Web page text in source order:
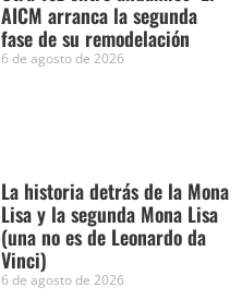
AICM arranca la segunda
fase de su remodelación
6 de agosto de 2026
La historia detrás de la Mona
Lisa y la segunda Mona Lisa
(una no es de Leonardo da
Vinci)
6 de agosto de 2026